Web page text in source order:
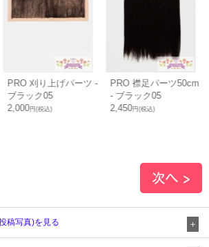
PRO 襟足パーツ50cm
- ブラック05
2,450円(税込)
PRO 生え際パーツ N -
ブラック05
2,350円(税込)
稿写真)を見る